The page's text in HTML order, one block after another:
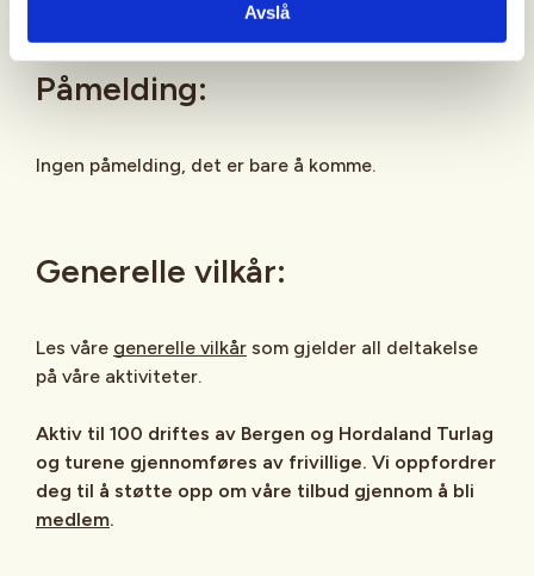
Avslå
Påmelding:
Ingen påmelding, det er bare å komme.
Generelle vilkår:
Les våre generelle vilkår som gjelder all deltakelse
på våre aktiviteter.
Aktiv til 100 driftes av Bergen og Hordaland Turlag
og turene gjennomføres av frivillige. Vi oppfordrer
deg til å støtte opp om våre tilbud gjennom å bli
medlem.